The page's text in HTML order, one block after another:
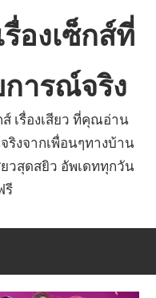
รื่องเซ็กส์ที่
การณ์จริง
ส์ เรื่องเสียว ที่คุณอ่าน
ริงจากเพื่อนๆทางบ้าน
วสุดสยิว อัพเดททุกวัน
รี